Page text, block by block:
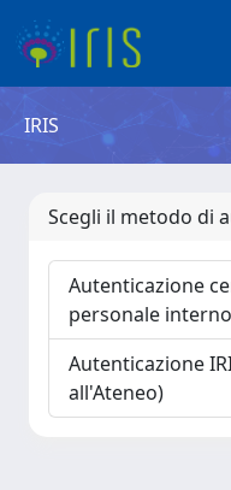
IRIS
Scegli il metodo di
Autenticazione
personale
Autenticazione
all'Ateneo)